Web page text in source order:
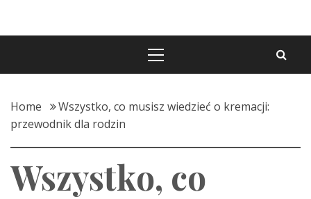
Home
Wszystko, co musisz wiedzieć o kremacji:
przewodnik dla rodzin
Wszystko, co